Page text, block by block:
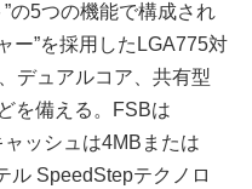
の5つの機能で構成され
ー”を採用したLGA775対
デュアルコア、共有型
を備える。FSBは
ッシュは4MBまたは
ル SpeedStepテクノロ